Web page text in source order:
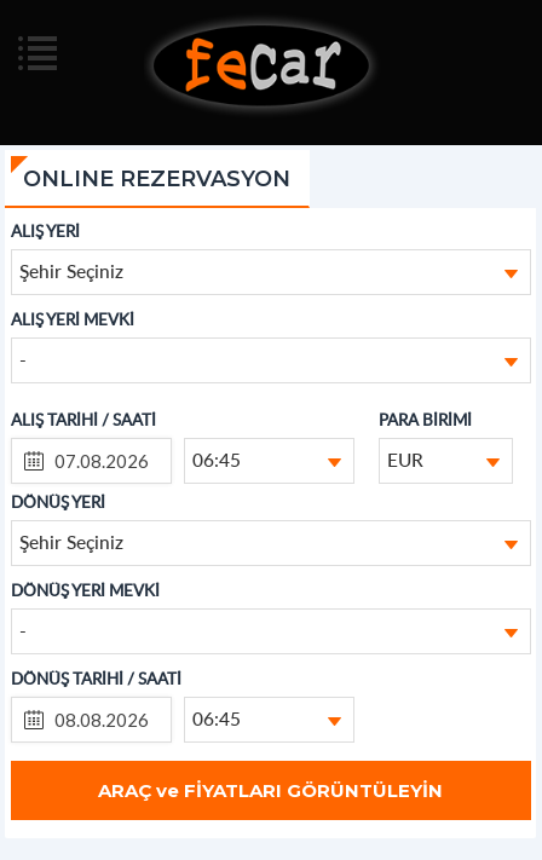
ONLINE REZERVASYON
ALIŞ YERİ
Şehir Seçiniz
ALIŞ YERİ MEVKİ
-
ALIŞ TARİHİ / SAATİ
06:45
PARA BİRİMİ
EUR
DÖNÜŞ YERİ
Şehir Seçiniz
DÖNÜŞ YERİ MEVKİ
-
DÖNÜŞ TARİHİ / SAATİ
06:45